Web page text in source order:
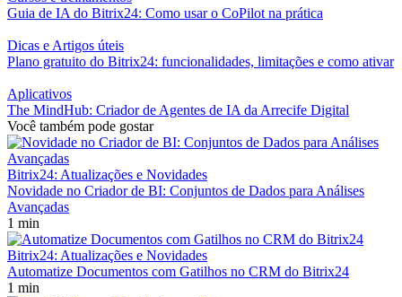
Guia de IA do Bitrix24: Como usar o CoPilot na prática
Dicas e Artigos úteis
Plano gratuito do Bitrix24: funcionalidades, limitações e como ativar
Aplicativos
The MindHub: Criador de Agentes de IA da Arrecife Digital
Você também pode gostar
Bitrix24: Atualizações e Novidades
Novidade no Criador de BI: Conjuntos de Dados para Análises
Avançadas
1 min
Bitrix24: Atualizações e Novidades
Automatize Documentos com Gatilhos no CRM do Bitrix24
1 min